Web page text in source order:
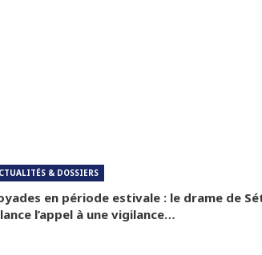
& DOSSIERS
en période estivale : le drame de
l’appel à une vigilance…